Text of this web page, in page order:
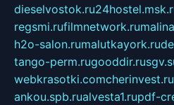
dieselvostok.ru
regsmi.rufilmnetwork.ru
h2o-salon.rumalutkayork.ru
tango-perm.rugooddir.ru
webkrasotki.comcherinvest.ru
ankou.spb.rualvesta1.rupdf-